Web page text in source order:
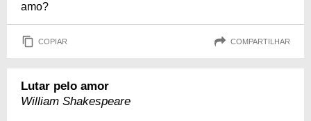
amo?
COPIAR COMPARTILHAR
Lutar pelo amor
William Shakespeare